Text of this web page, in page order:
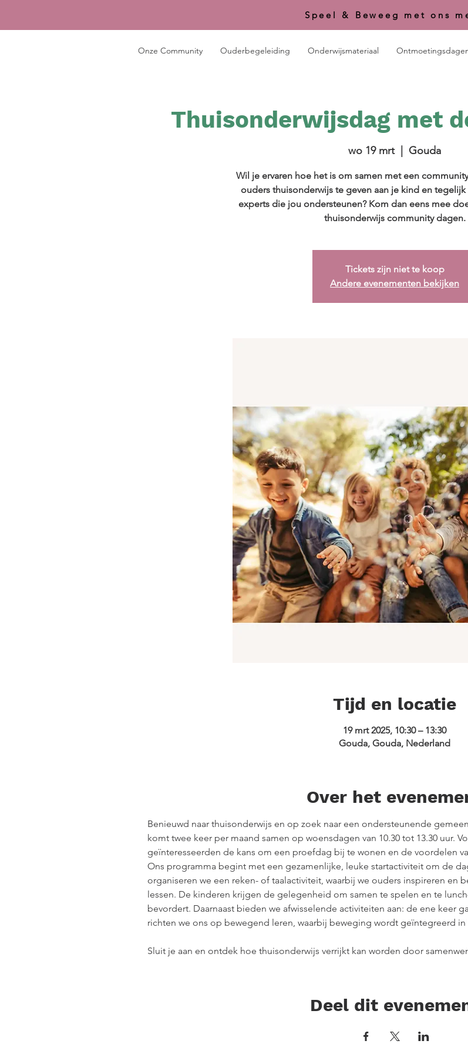
Speel & Beweeg met ons
Onze Community Ouderbegeleiding Onderwijsmateriaal
Thuisonderwijsdag met
wo 19 mrt
  |
Gouda
Wil je ervaren hoe het is om samen met een
ouders thuisonderwijs te geven aan je kind en tegelijk
experts die jou ondersteunen? Kom dan eens mee
thuisonderwijs community dagen.
Tickets zijn niet te koop
Andere evenementen bekijken
Tijd en locatie
19 mrt 2025, 10:30 – 13:30
Gouda, Gouda, Nederland
Over het
Benieuwd naar thuisonderwijs en op zoek naar een ondersteunende
komt twee keer per maand samen op woensdagen van 10.30 tot 13.30 uur.
geïnteresseerden de kans om een proefdag bij te wonen en de voordelen
Ons programma begint met een gezamenlijke, leuke startactiviteit om de
organiseren we een reken- of taalactiviteit, waarbij we ouders inspireren en
lessen. De kinderen krijgen de gelegenheid om samen te spelen en te
bevordert. Daarnaast bieden we afwisselende activiteiten aan: de ene keer
richten we ons op bewegend leren, waarbij beweging wordt geïntegreerd in
Sluit je aan en ontdek hoe thuisonderwijs verrijkt kan worden door
Deel dit